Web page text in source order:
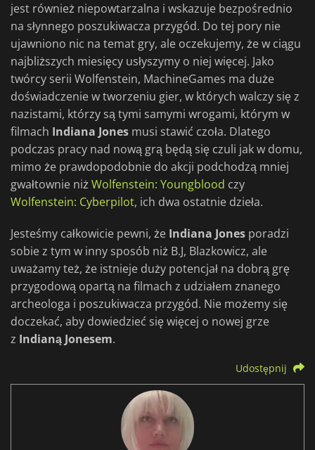
jest również niepowtarzalna i wskazuje bezpośrednio
na słynnego poszukiwacza przygód. Do tej pory nie
ujawniono nic na temat gry, ale oczekujemy, że w ciągu
najbliższych miesięcy usłyszymy o niej więcej. Jako
twórcy serii Wolfenstein, MachineGames ma duże
doświadczenie w tworzeniu gier, w których walczy się z
nazistami, którzy są tymi samymi wrogami, którym w
filmach Indiana Jones musi stawić czoła. Dlatego
podczas pracy nad nową grą będą się czuli jak w domu,
mimo że prawdopodobnie do akcji podchodzą mniej
gwałtownie niżWolfenstein: Youngblood czy
Wolfenstein: Cyberpilot, ich dwa ostatnie dzieła.
Jesteśmy całkowicie pewni, że Indiana Jones poradzi
sobie z tym w inny sposób niż B.J, Blazkowicz, ale
uważamy też, że istnieje duży potencjał na dobrą grę
przygodową opartą na filmach z udziałem znanego
archeologa i poszukiwacza przygód. Nie możemy się
doczekać, aby dowiedzieć się więcej o nowej grze
z Indianą Jonesem.
Udostępnij